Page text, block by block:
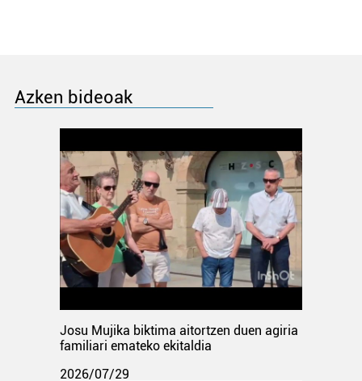
Azken bideoak
Josu Mujika biktima aitortzen duen agiria
familiari emateko ekitaldia
2026/07/29